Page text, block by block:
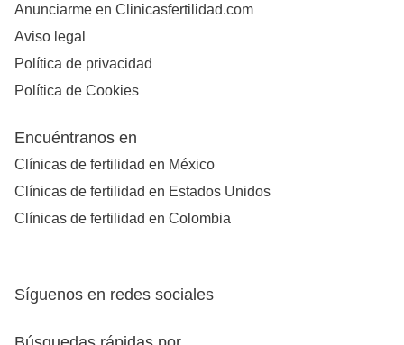
Anunciarme en Clinicasfertilidad.com
Aviso legal
Política de privacidad
Política de Cookies
Encuéntranos en
Clínicas de fertilidad en México
Clínicas de fertilidad en Estados Unidos
Clínicas de fertilidad en Colombia
Síguenos en redes sociales